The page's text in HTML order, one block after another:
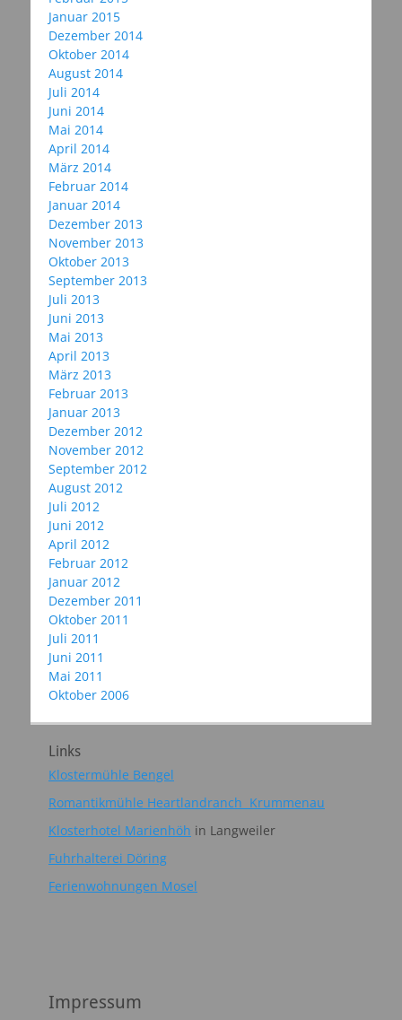
Januar 2015
Dezember 2014
Oktober 2014
August 2014
Juli 2014
Juni 2014
Mai 2014
April 2014
März 2014
Februar 2014
Januar 2014
Dezember 2013
November 2013
Oktober 2013
September 2013
Juli 2013
Juni 2013
Mai 2013
April 2013
März 2013
Februar 2013
Januar 2013
Dezember 2012
November 2012
September 2012
August 2012
Juli 2012
Juni 2012
April 2012
Februar 2012
Januar 2012
Dezember 2011
Oktober 2011
Juli 2011
Juni 2011
Mai 2011
Oktober 2006
Links
Klostermühle Bengel
Romantikmühle Heartlandranch Krummenau
Klosterhotel Marienhöh in Langweiler
Fuhrhalterei Döring
Ferienwohnungen Mosel
Impressum